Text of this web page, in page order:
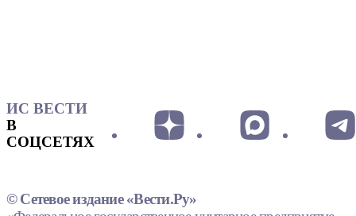
ИС ВЕСТИ
В
СОЦСЕТЯХ
© Сетевое издание «Вести.Ру»